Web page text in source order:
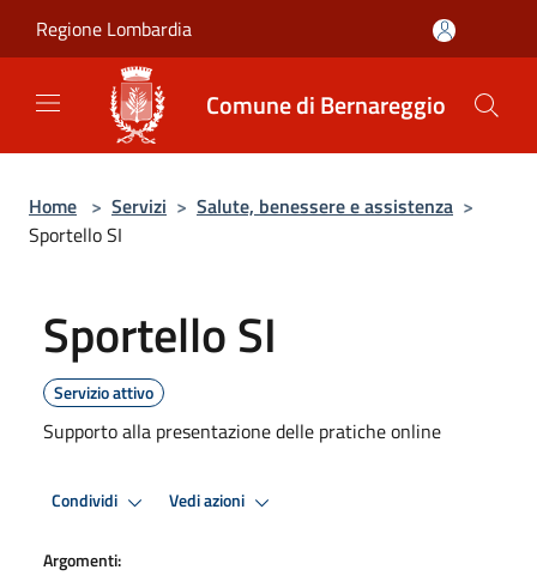
Regione Lombardia
Comune di Bernareggio
Home > Servizi > Salute, benessere e assistenza >
Sportello SI
Sportello SI
Servizio attivo
Supporto alla presentazione delle pratiche online
Condividi Vedi azioni
Argomenti: